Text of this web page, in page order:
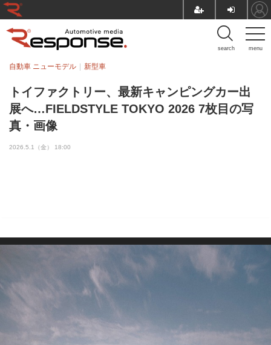
menu
search
トイファクトリー、最新キャンピングカー出
展へ…FIELDSTYLE TOKYO 2026 7枚目の写
真・画像
自動車 ニューモデル 新型車
2026.5.1（金） 18:00